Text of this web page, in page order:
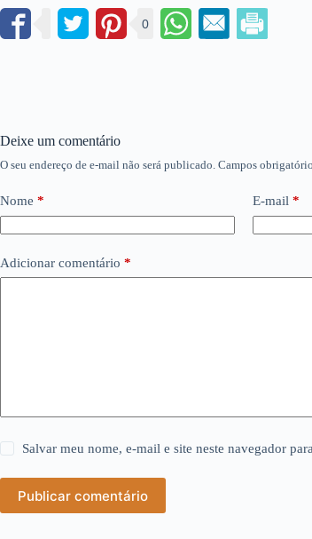
0
Deixe um comentário
O seu endereço de e-mail não será publicado. Campos
Nome * E-mail *
Adicionar comentário *
Salvar meu nome, e-mail e site neste navegador
Publicar comentário